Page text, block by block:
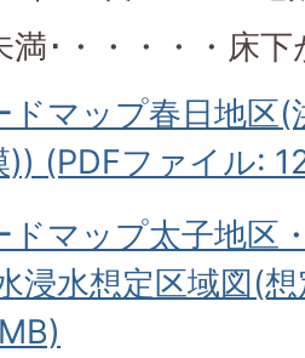
･・・・・・床下
ドマップ春日地区(
)) (PDFファイル:
ドマップ太子地区
浸水想定区域図(